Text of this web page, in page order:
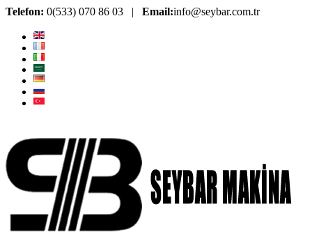
Telefon: 0(533) 070 86 03 | Email:info@seybar.com.tr